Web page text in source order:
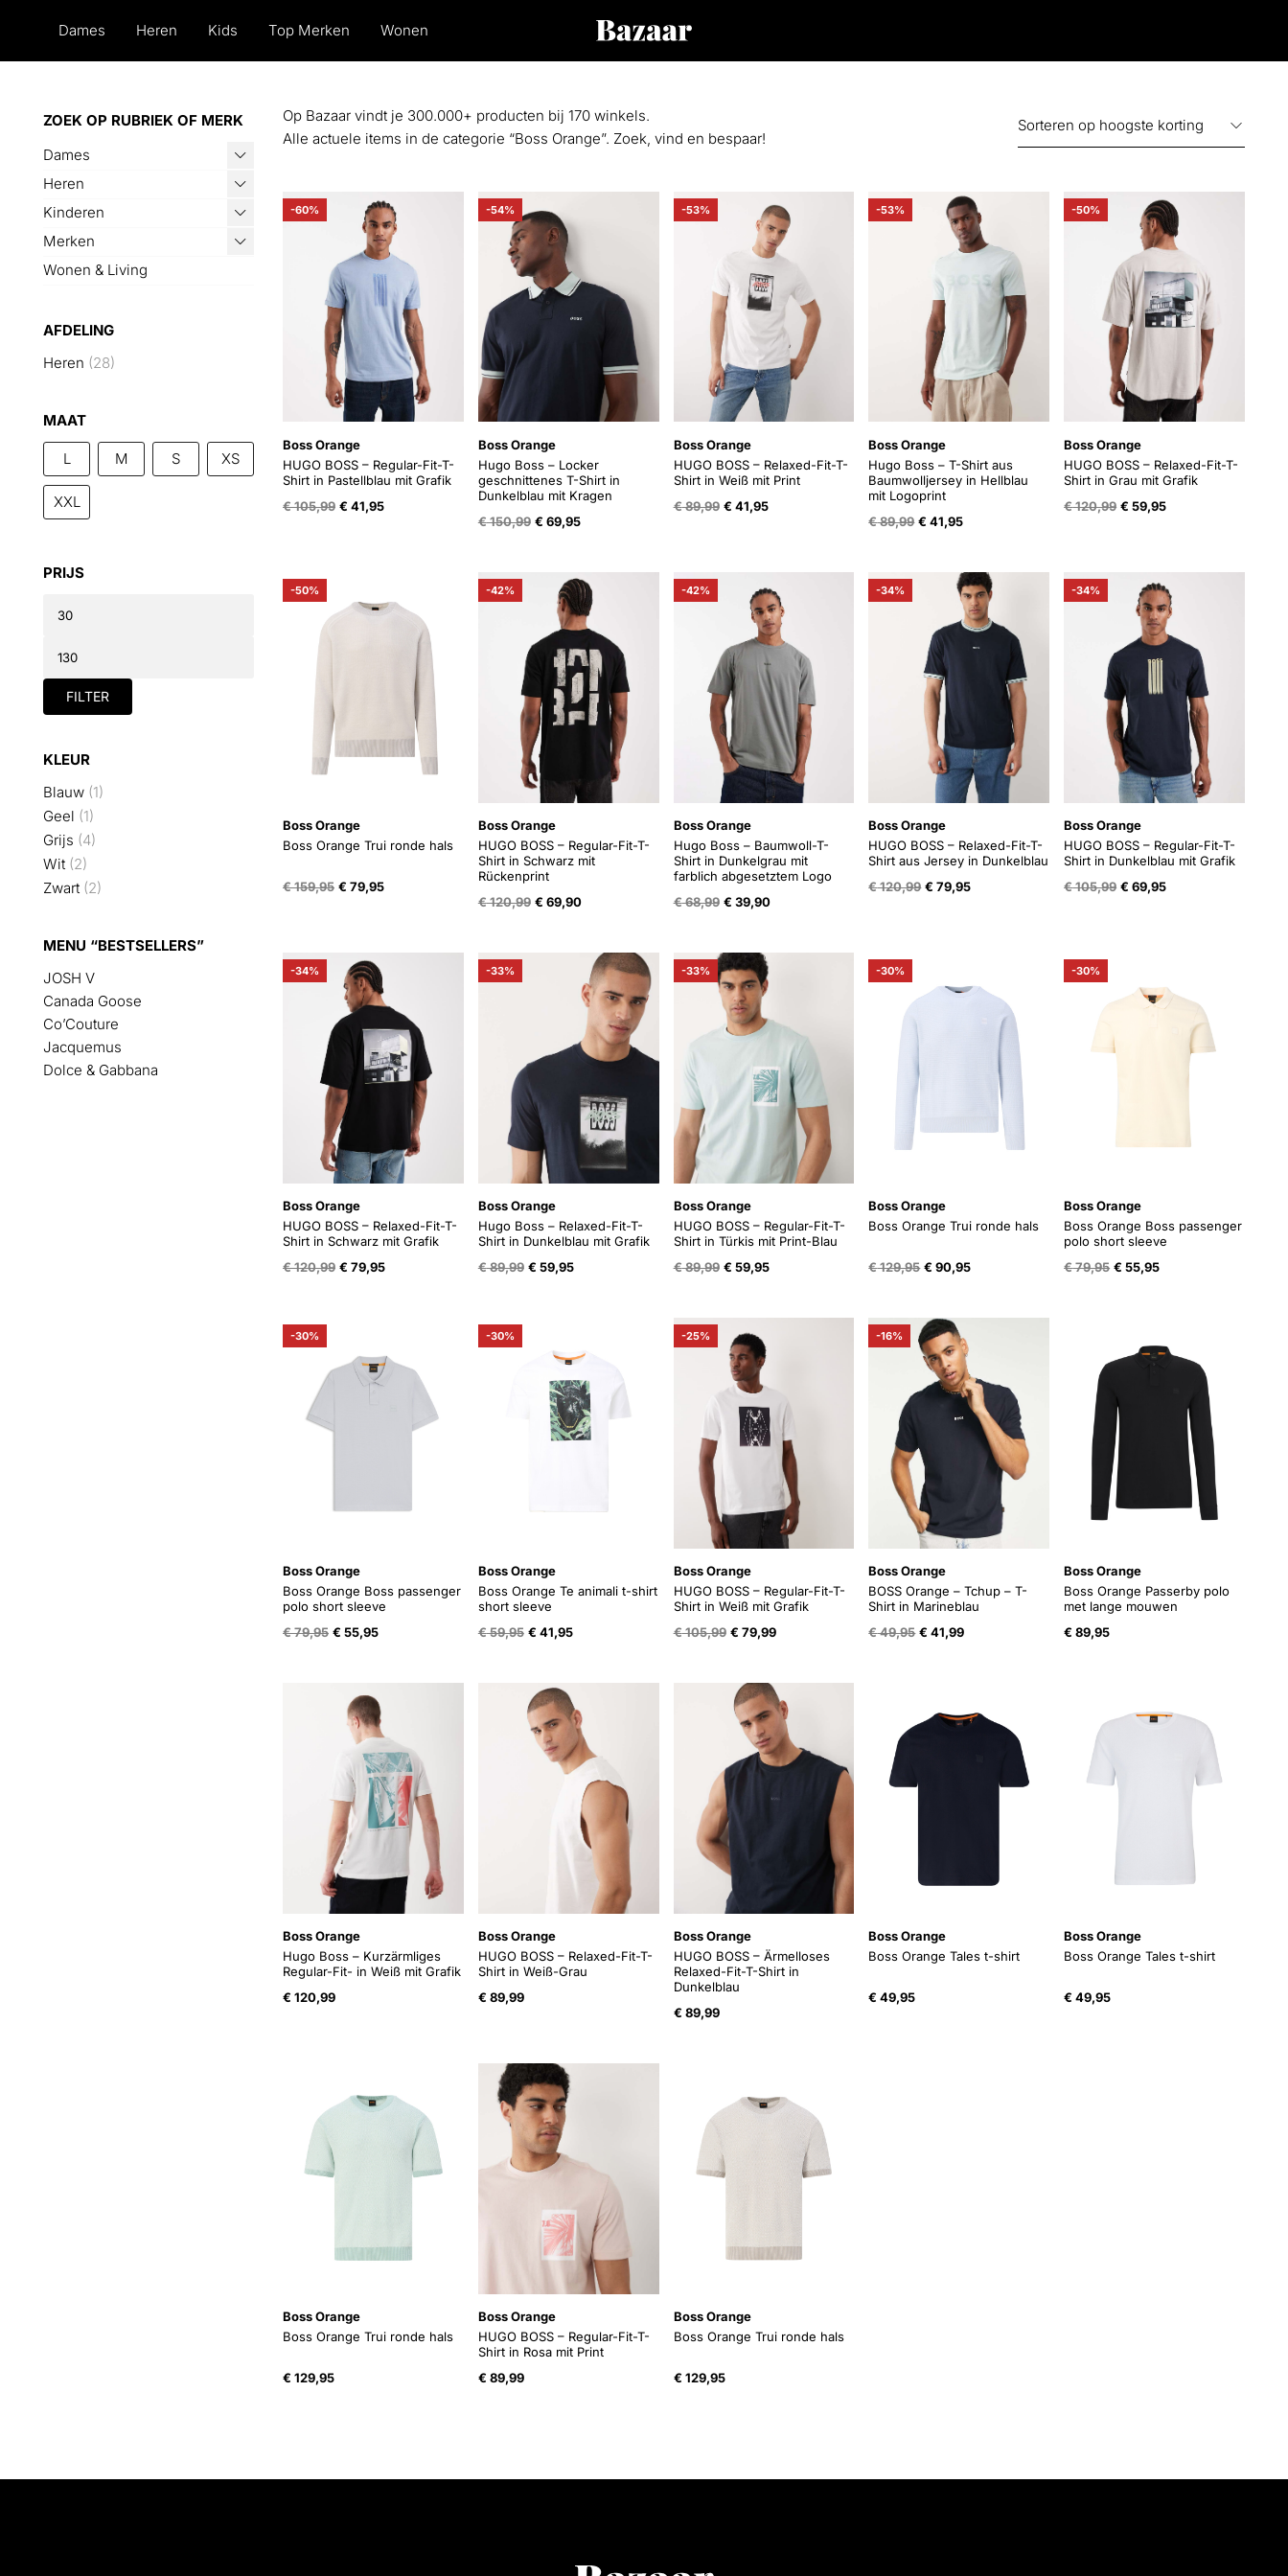
Dames Heren Kids Top Merken Wonen
ZOEK OP RUBRIEK OF MERK
Dames
Heren
Kinderen
Merken
Wonen & Living
AFDELING
Heren (28)
MAAT
L M S XS
XXL
PRIJS
prijs
prijs
FILTER
KLEUR
Blauw (1)
Geel (1)
Grijs (4)
Wit (2)
Zwart (2)
MENU “BESTSELLERS”
JOSH V
Canada Goose
Co’Couture
Jacquemus
Dolce & Gabbana
Op Bazaar vindt je 300.000+ producten bij 170 winkels.
Alle actuele items in de categorie “Boss Orange”. Zoek, vind en bespaar!
-60%
Boss Orange
HUGO BOSS – Regular-Fit-T-
Shirt in Pastellblau mit Grafik
€105,99 Oorspronkelijke
€ 41,95
-54%
Boss Orange
Hugo Boss – Locker
geschnittenes T-Shirt in
Dunkelblau mit Kragen
€150,99 Oorspronkelijke
€ 150,99.
€ 69,95Huidige
€ 69,95.
-53%
Boss Orange
HUGO BOSS – Relaxed-Fit-T-
Shirt in Weiß mit Print
€89,99 Oorspronkelijke
€ 41,95Huidige
-53%
Boss Orange
Hugo Boss – T-Shirt aus
Baumwolljersey in Hellblau
mit Logoprint
€89,99 Oorspronkelijke
€ 89,99.
€ 41,95
€ 41,95.
-50%
Boss Orange
HUGO BOSS – Relaxed-Fit-T-
Shirt in Grau mit Grafik
€120,99 Oorspronkelijke
€ 59,95
-50%
Boss Orange
Boss Orange Trui ronde hals
€159,95 Oorspronkelijke
€ 79,95
-42%
Boss Orange
HUGO BOSS – Regular-Fit-T-
Shirt in Schwarz mit
Rückenprint
€120,99 Oorspronkelijke
€ 120,99.
€ 69,90Huidige
€ 69,90.
-42%
Boss Orange
Hugo Boss – Baumwoll-T-
Shirt in Dunkelgrau mit
farblich abgesetztem Logo
€68,99 Oorspronkelijke
€ 68,99.
€ 39,90Huidige
€ 39,90.
-34%
Boss Orange
HUGO BOSS – Relaxed-Fit-T-
Shirt aus Jersey in Dunkelblau
€120,99 Oorspronkelijke
€ 79,95
-34%
Boss Orange
HUGO BOSS – Regular-Fit-T-
Shirt in Dunkelblau mit Grafik
€105,99 Oorspronkelijke
€ 69,95
-34%
Boss Orange
HUGO BOSS – Relaxed-Fit-T-
Shirt in Schwarz mit Grafik
€120,99 Oorspronkelijke
€ 79,95
-33%
Boss Orange
Hugo Boss – Relaxed-Fit-T-
Shirt in Dunkelblau mit Grafik
€89,99 Oorspronkelijke
€ 59,95Huidige
-33%
Boss Orange
HUGO BOSS – Regular-Fit-T-
Shirt in Türkis mit Print-Blau
€89,99 Oorspronkelijke
€ 89,99.
€ 59,95Huidige
€ 59,95.
-30%
Boss Orange
Boss Orange Trui ronde hals
€129,95 Oorspronkelijke
€ 129,95.
€ 90,95
€ 90,95.
-30%
Boss Orange
Boss Orange Boss passenger
polo short sleeve
€79,95 Oorspronkelijke
€ 55,95
-30%
Boss Orange
Boss Orange Boss passenger
polo short sleeve
€79,95 Oorspronkelijke
€ 55,95
€ 55,95.
-30%
Boss Orange
Boss Orange Te animali t-shirt
short sleeve
€59,95 Oorspronkelijke
€ 59,95.
€ 41,95Huidige
€ 41,95.
-25%
Boss Orange
HUGO BOSS – Regular-Fit-T-
Shirt in Weiß mit Grafik
€105,99 Oorspronkelijke
€ 105,99.
€ 79,99Huidige
€ 79,99.
-16%
Boss Orange
BOSS Orange – Tchup – T-
Shirt in Marineblau
€49,95 Oorspronkelijke
€ 41,99Huidige
Boss Orange
Boss Orange Passerby polo
met lange mouwen
€ 89,95
Boss Orange
Hugo Boss – Kurzärmliges
Regular-Fit- in Weiß mit Grafik
€ 120,99
Boss Orange
HUGO BOSS – Relaxed-Fit-T-
Shirt in Weiß-Grau
€ 89,99
Boss Orange
HUGO BOSS – Ärmelloses
Relaxed-Fit-T-Shirt in
Dunkelblau
€ 89,99
Boss Orange
Boss Orange Tales t-shirt
€ 49,95
Boss Orange
Boss Orange Tales t-shirt
€ 49,95
Boss Orange
Boss Orange Trui ronde hals
€ 129,95
Boss Orange
HUGO BOSS – Regular-Fit-T-
Shirt in Rosa mit Print
€ 89,99
Boss Orange
Boss Orange Trui ronde hals
€ 129,95